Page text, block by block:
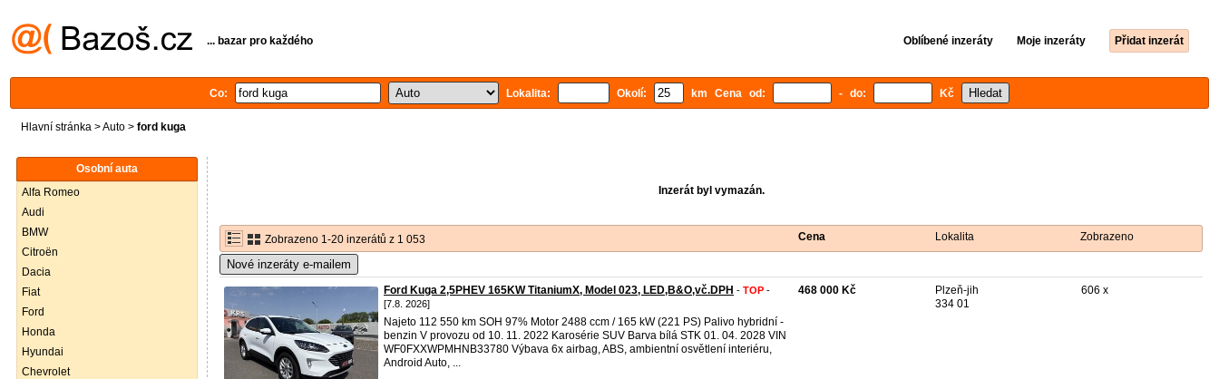
... bazar pro každého Oblíbené inzeráty Moje inzeráty Přidat inzerát
Co: Lokalita: Okolí: km Cena od: - do: Kč
Hlavní stránka >Auto > ford kuga
Osobní auta
Alfa Romeo
Audi
BMW
Citroën
Dacia
Fiat
Ford
Honda
Hyundai
Chevrolet
Inzerát byl vymazán.
Zobrazeno 1-20 inzerátů z 1 053 Cena Lokalita Zobrazeno
Nové inzeráty e-mailem
Ford Kuga 2,5PHEV 165KW TitaniumX, Model 023, LED,B&O,vč.DPH - TOP -
[7.8. 2026]
Najeto 112 550 km SOH 97% Motor 2488 ccm / 165 kW (221 PS) Palivo hybridní -
benzin V provozu od 10. 11. 2022 Karosérie SUV Barva bílá STK 01. 04. 2028 VIN
WF0FXXWPMHNB33780 Výbava 6x airbag, ABS, ambientní osvětlení interiéru,
Android Auto, ...
468 000 Kč
Plzeň-jih
334 01
606 x